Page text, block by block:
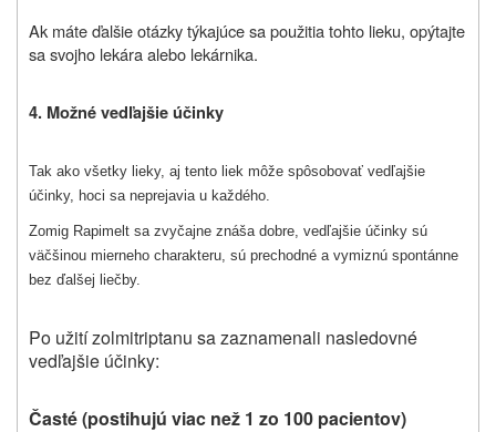
Ak máte ďalšie otázky týkajúce sa použitia tohto lieku, opýtajte
sa svojho lekára alebo lekárnika.
4. Možné vedľajšie účinky
Tak ako všetky lieky, aj tento liek môže spôsobovať vedľajšie
účinky, hoci sa neprejavia u každého.
Zomig Rapimelt sa zvyčajne znáša dobre, vedľajšie účinky sú
väčšinou mierneho charakteru, sú prechodné a vymiznú spontánne
bez ďalšej liečby.
Po užití zolmitriptanu sa zaznamenali nasledovné
vedľajšie účinky:
Časté (postihujú viac než 1 zo 100 pacientov)